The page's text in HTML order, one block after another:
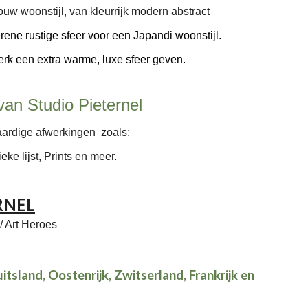
woonstijl, van kleurrijk modern abstract
rustige sfeer voor een Japandi woonstijl.
een extra warme, luxe sfeergeven.
Studio Pieternel
afwerkingen zoals:
lijst, Prints en meer.
Art Heroes
Oostenrijk, Zwitserland, Frankrijk en